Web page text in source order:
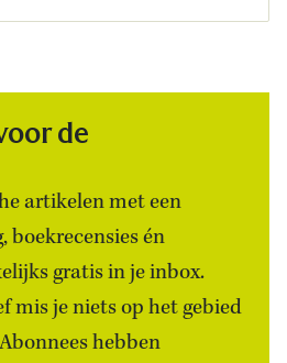
de
artikelen met een
boekrecensies én
gratis in je inbox.
mis je niets op het gebied
hebben